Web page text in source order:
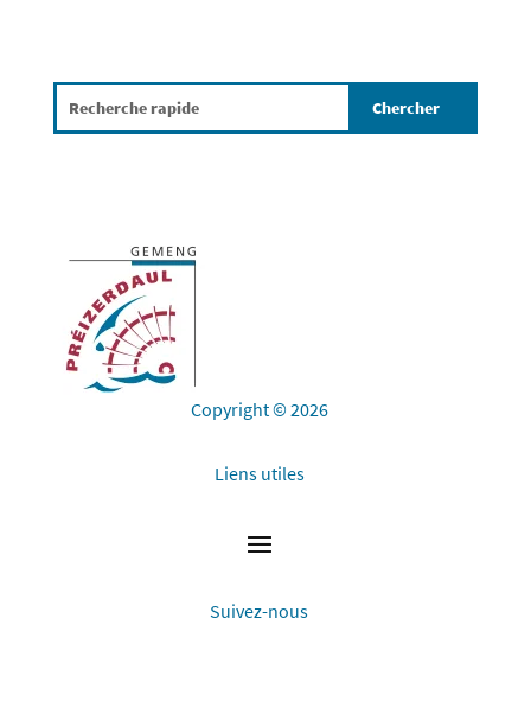
Copyright © 2026
Liens utiles
Suivez-nous